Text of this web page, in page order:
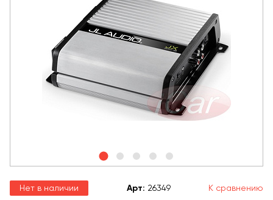
Нет в наличии Арт: 26349 К сравнению